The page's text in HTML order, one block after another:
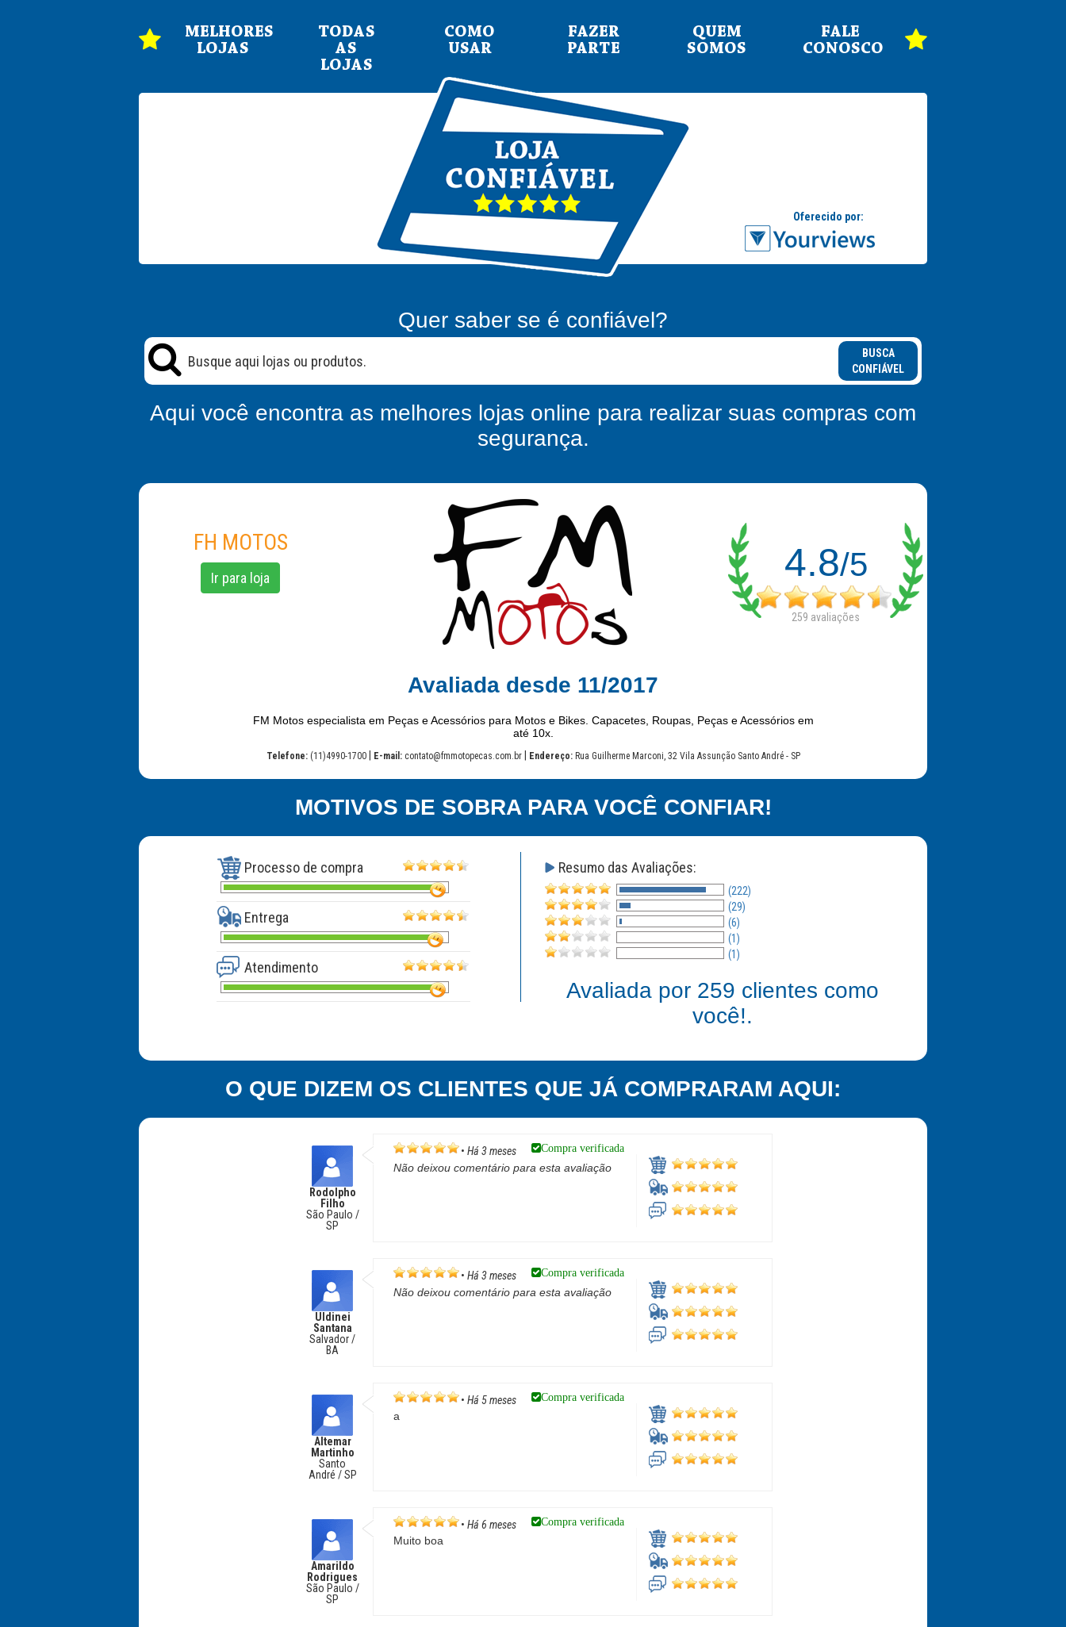
MELHORES
LOJAS
TODAS
AS
LOJAS
COMO
USAR
FAZER
PARTE
QUEM
SOMOS
FALE
CONOSCO
Quer saber se é confiável?
BUSCA
CONFIÁVEL
Aqui você encontra as melhores lojas online para realizar suas compras com
segurança.
FH MOTOS
Ir para loja 4.8/5
259 avaliações
Avaliada desde 11/2017
FM Motos especialista em Peças e Acessórios para Motos e Bikes. Capacetes, Roupas, Peças e Acessórios em
até 10x.
Telefone: (11)4990-1700| E-mail:contato@fmmotopecas.com.br Endereço: Rua Guilherme Marconi, 32 Vila Assunção Santo André - SP
MOTIVOS DE SOBRA PARA VOCÊ CONFIAR!
Processo de compra
Entrega
Atendimento
Resumo das Avaliações:
(222)
(29)
(6)
(1)
(1)
Avaliada por 259 clientes como
você!.
O QUE DIZEM OS CLIENTES QUE JÁ COMPRARAM AQUI:
Rodolpho
Filho
São Paulo /
SP
• Há 3 meses Compra verificada
Não deixou comentário para esta avaliação
Uldinei
Santana
Salvador /
BA
• Há 3 meses Compra verificada
Não deixou comentário para esta avaliação
Altemar
Martinho
Santo
André / SP
• Há 5 meses Compra verificada
a
Amarildo
Rodrigues
São Paulo /
SP
• Há 6 meses Compra verificada
Muito boa